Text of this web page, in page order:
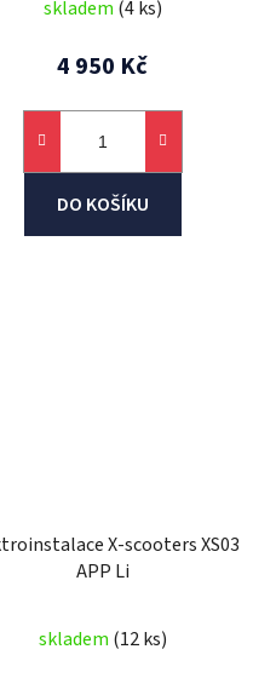
skladem (4 ks)
4 950 Kč
DO KOŠÍKU
X-scooters XS03
APP Li
skladem (12 ks)